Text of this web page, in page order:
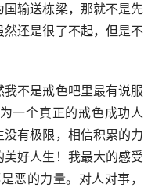
输送栋梁，那就不是先
还是很了不起，但是不
不是戒色吧里最有说服
一个真正的戒色成功人
有极限，相信积累的力
好人生！我最大的感受
恶的力量。对人对事，